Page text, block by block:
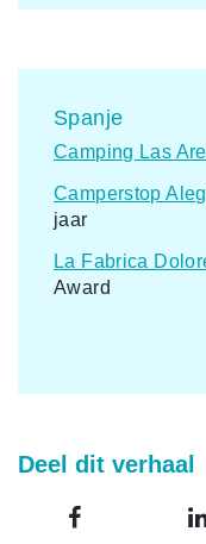
Spanje
Camping Las
Camperstop
jaar
La Fabrica
Award
Deel dit verhaal